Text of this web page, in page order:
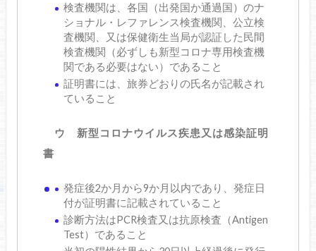
検査機関は、各国（出発国か通過国）のナ
ショナル・レファレンス検査機関、公立検
査機関、又は保健衛生当局が認証した民間
検査機関（必ずしも新型コロナ専用検査機
関である必要はない）であること
証明書には、旅券どおりの氏名が記載され
ていること
ウ 新型コロナウイルス疾患又は感染証明
書
発症後2か月から9か月以内であり、発症日
付が証明書に記載されていること
診断方法はPCR検査又は抗原検査（Antigen
Test）であること